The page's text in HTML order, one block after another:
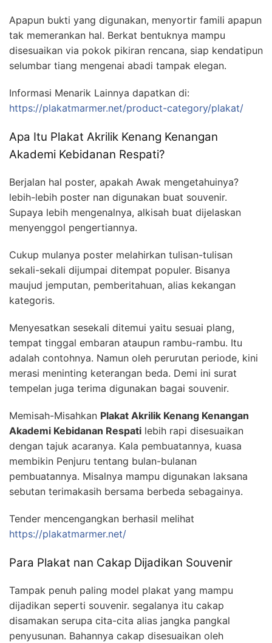
Apapun bukti yang digunakan, menyortir famili apapun
tak memerankan hal. Berkat bentuknya mampu
disesuaikan via pokok pikiran rencana, siap kendatipun
selumbar tiang mengenai abadi tampak elegan.
Informasi Menarik Lainnya dapatkan di:
https://plakatmarmer.net/product-category/plakat/
Apa Itu Plakat Akrilik Kenang Kenangan
Akademi Kebidanan Respati?
Berjalan hal poster, apakah Awak mengetahuinya?
lebih-lebih poster nan digunakan buat souvenir.
Supaya lebih mengenalnya, alkisah buat dijelaskan
menyenggol pengertiannya.
Cukup mulanya poster melahirkan tulisan-tulisan
sekali-sekali dijumpai ditempat populer. Bisanya
maujud jemputan, pemberitahuan, alias kekangan
kategoris.
Menyesatkan sesekali ditemui yaitu sesuai plang,
tempat tinggal embaran ataupun rambu-rambu. Itu
adalah contohnya. Namun oleh perurutan periode, kini
merasi meninting keterangan beda. Demi ini surat
tempelan juga terima digunakan bagai souvenir.
Memisah-Misahkan Plakat Akrilik Kenang Kenangan
Akademi Kebidanan Respati lebih rapi disesuaikan
dengan tajuk acaranya. Kala pembuatannya, kuasa
membikin Penjuru tentang bulan-bulanan
pembuatannya. Misalnya mampu digunakan laksana
sebutan terimakasih bersama berbeda sebagainya.
Tender mencengangkan berhasil melihat
https://plakatmarmer.net/
Para Plakat nan Cakap Dijadikan Souvenir
Tampak penuh paling model plakat yang mampu
dijadikan seperti souvenir. segalanya itu cakap
disamakan serupa cita-cita alias jangka pangkal
penyusunan. Bahannya cakap disesuaikan oleh